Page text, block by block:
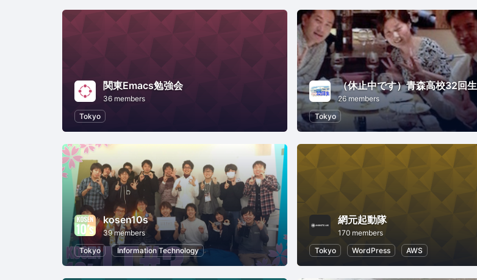
関東Emacs勉強会
36 members
Tokyo
（休止中です）青森高校32回生
26 members
Tokyo
kosen10s
39 members
Tokyo
Information Technology
網元起動隊
170 members
Tokyo
WordPress AWS